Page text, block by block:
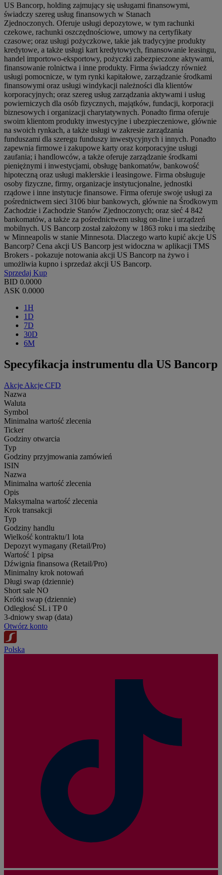
US Bancorp, holding zajmujący się usługami finansowymi,
świadczy szereg usług finansowych w Stanach
Zjednoczonych. Oferuje usługi depozytowe, w tym rachunki
czekowe, rachunki oszczędnościowe, umowy na certyfikaty
czasowe; oraz usługi pożyczkowe, takie jak tradycyjne produkty
kredytowe, a także usługi kart kredytowych, finansowanie leasingu,
handel importowo-eksportowy, pożyczki zabezpieczone aktywami,
finansowanie rolnictwa i inne produkty. Firma świadczy również
usługi pomocnicze, w tym rynki kapitałowe, zarządzanie środkami
finansowymi oraz usługi windykacji należności dla klientów
korporacyjnych; oraz szereg usług zarządzania aktywami i usług
powierniczych dla osób fizycznych, majątków, fundacji, korporacji
biznesowych i organizacji charytatywnych. Ponadto firma oferuje
swoim klientom produkty inwestycyjne i ubezpieczeniowe, głównie
na swoich rynkach, a także usługi w zakresie zarządzania
funduszami dla szeregu funduszy inwestycyjnych i innych. Ponadto
zapewnia firmowe i zakupowe karty oraz korporacyjne usługi
zaufania; i handlowców, a także oferuje zarządzanie środkami
pieniężnymi i inwestycjami, obsługę bankomatów, bankowość
hipoteczną oraz usługi maklerskie i leasingowe. Firma obsługuje
osoby fizyczne, firmy, organizacje instytucjonalne, jednostki
rządowe i inne instytucje finansowe. Firma oferuje swoje usługi za
pośrednictwem sieci 3106 biur bankowych, głównie na Środkowym
Zachodzie i Zachodzie Stanów Zjednoczonych; oraz sieć 4 842
bankomatów, a także za pośrednictwem usług on-line i urządzeń
mobilnych. US Bancorp został założony w 1863 roku i ma siedzibę
w Minneapolis w stanie Minnesota. Dlaczego warto kupić akcje US
Bancorp? Cena akcji US Bancorp jest widoczna w aplikacji TMS
Brokers - pokazuje notowania akcji US Bancorp na żywo i
umożliwia kupno i sprzedaż akcji US Bancorp.
Sprzedaj Kup
BID 0.0000
ASK 0.0000
1H
1D
7D
30D
6M
Specyfikacja instrumentu dla US Bancorp
Akcje Akcje CFD
Nazwa
Waluta
Symbol
Minimalna wartość zlecenia
Ticker
Godziny otwarcia
Typ
Godziny przyjmowania zamówień
ISIN
Nazwa
Minimalna wartość zlecenia
Opis
Maksymalna wartość zlecenia
Krok transakcji
Typ
Godziny handlu
Wielkość kontraktu/1 lota
Depozyt wymagany (Retail/Pro)
Wartość 1 pipsa
Dźwignia finansowa (Retail/Pro)
Minimalny krok notowań
Długi swap (dziennie)
Short sale NO
Krótki swap (dziennie)
Odległosć SL i TP 0
3-dniowy swap (data)
Otwórz konto
Polska